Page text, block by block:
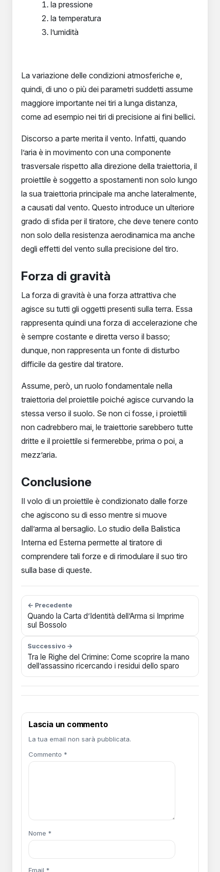
la pressione
la temperatura
l’umidità
La variazione delle condizioni atmosferiche e,
quindi, di uno o più dei parametri suddetti assume
maggiore importante nei tiri a lunga distanza,
come ad esempio nei tiri di precisione ai fini bellici.
Discorso a parte merita il vento. Infatti, quando
l’aria è in movimento con una componente
trasversale rispetto alla direzione della traiettoria, il
proiettile è soggetto a spostamenti non solo lungo
la sua traiettoria principale ma anche lateralmente,
a causati dal vento. Questo introduce un ulteriore
grado di sfida per il tiratore, che deve tenere conto
non solo della resistenza aerodinamica ma anche
degli effetti del vento sulla precisione del tiro.
Forza di gravità
La forza di gravità è una forza attrattiva che
agisce su tutti gli oggetti presenti sulla terra. Essa
rappresenta quindi una forza di accelerazione che
è sempre costante e diretta verso il basso;
dunque, non rappresenta un fonte di disturbo
difficile da gestire dal tiratore.
Assume, però, un ruolo fondamentale nella
traiettoria del proiettile poiché agisce curvando la
stessa verso il suolo. Se non ci fosse, i proiettili
non cadrebbero mai, le traiettorie sarebbero tutte
dritte e il proiettile si fermerebbe, prima o poi, a
mezz’aria.
Conclusione
Il volo di un proiettile è condizionato dalle forze
che agiscono su di esso mentre si muove
dall’arma al bersaglio. Lo studio della Balistica
Interna ed Esterna permette al tiratore di
comprendere tali forze e di rimodulare il suo tiro
sulla base di queste.
← Precedente
Quando la Carta d’Identità dell’Arma si Imprime
sul Bossolo
Successivo →
Tra le Righe del Crimine: Come scoprire la mano
dell’assassino ricercando i residui dello sparo
Lascia un commento
La tua email non sarà pubblicata.
Commento *
Nome *
Email *